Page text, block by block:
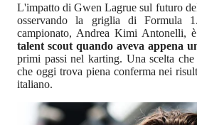
L'impatto di Gwen Lagrue sul futuro
osservando la griglia di Formula
campionato, Andrea Kimi Antonelli,
talent scout quando aveva appena
primi passi nel karting. Una scelta
che oggi trova piena conferma nei
italiano.